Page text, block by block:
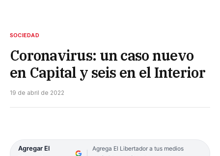
SOCIEDAD
Coronavirus: un caso nuevo
en Capital y seis en el Interior
19 de abril de 2022
Agregar El
Agrega El Libertador a tus medios